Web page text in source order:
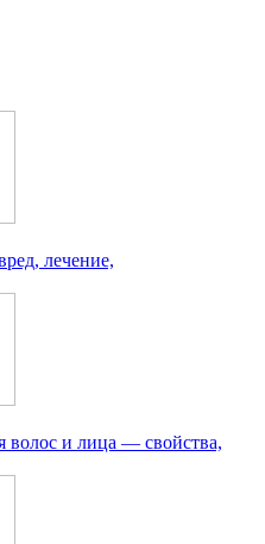
лечение,
волос и лица — свойства,